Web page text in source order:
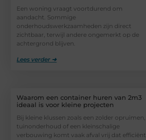
Een woning vraagt voortdurend om
aandacht. Sommige
onderhoudswerkzaamheden zijn direct
zichtbaar, terwijl andere ongemerkt op de
achtergrond blijven.
Lees verder ➜
Waarom een container huren van 2m3
ideaal is voor kleine projecten
Bij kleine klussen zoals een zolder opruimen,
tuinonderhoud of een kleinschalige
verbouwing komt vaak afval vrij dat efficiënt